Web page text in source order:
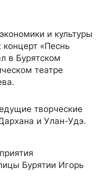
и культуры
«Песнь
в Бурятском
театре
творческие
и Улан-Удэ.
Бурятии Игорь